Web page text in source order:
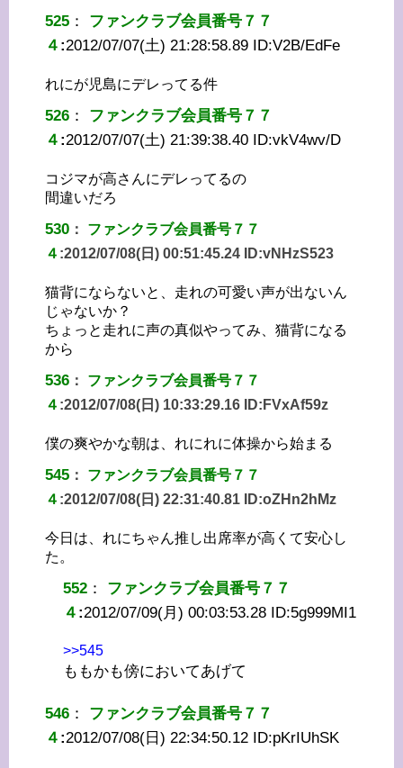
525 ： ファンクラブ会員番号７７
４ :2012/07/07(土) 21:28:58.89 ID:V2B/EdFe
れにが児島にデレってる件
526 ： ファンクラブ会員番号７７
４ :2012/07/07(土) 21:39:38.40 ID:vkV4wv/D
コジマが高さんにデレってるの
間違いだろ
530 ： ファンクラブ会員番号７７
４ :2012/07/08(日) 00:51:45.24 ID:vNHzS523
猫背にならないと、走れの可愛い声が出ないん
じゃないか？
ちょっと走れに声の真似やってみ、猫背になる
から
536 ： ファンクラブ会員番号７７
４ :2012/07/08(日) 10:33:29.16 ID: FVxAf59z
僕の爽やかな朝は、れにれに体操から始まる
545 ： ファンクラブ会員番号７７
４ :2012/07/08(日) 22:31:40.81 ID:oZHn2hMz
今日は、れにちゃん推し出席率が高くて安心し
た。
552 ： ファンクラブ会員番号７７
４ :2012/07/09(月) 00:03:53.28 ID:5g999MI1
>>545
ももかも傍においてあげて
546 ： ファンクラブ会員番号７７
４ :2012/07/08(日) 22:34:50.12 ID:pKrIUhSK